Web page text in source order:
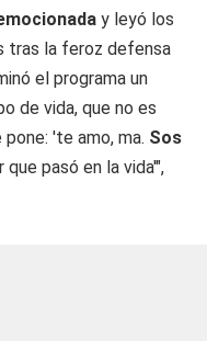
y leyó los
tras la feroz defensa
el programa un
de vida, que no es
'te amo, ma. Sos
pasó en la vida'",